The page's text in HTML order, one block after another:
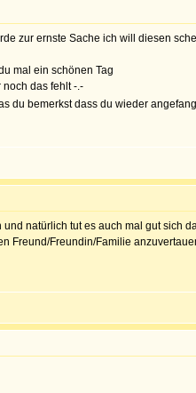
zur ernste Sache ich will diesen
mal ein schönen Tag
noch das fehlt -.-
du bemerkst dass du wieder
natürlich tut es auch mal gut sich
Freund/Freundin/Familie